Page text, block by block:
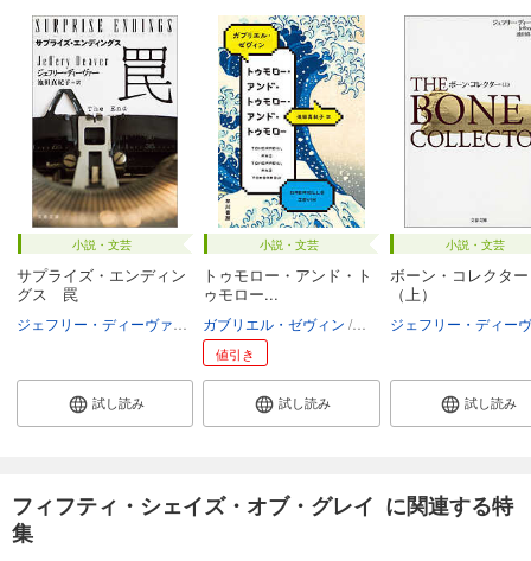
小説・文芸
サプライズ・エンディン
グス 罠
ジェフリー・ディーヴァー 池田真紀子
試し読み
小説・文芸
トゥモロー・アンド・ト
ゥモロー...
ガブリエル・ゼヴィン 池田真紀子
値引き
試し読み
小説・文芸
ボーン・コレクター
（上）
試し読み
フィフティ・シェイズ・オブ・グレイ に関連する特
集